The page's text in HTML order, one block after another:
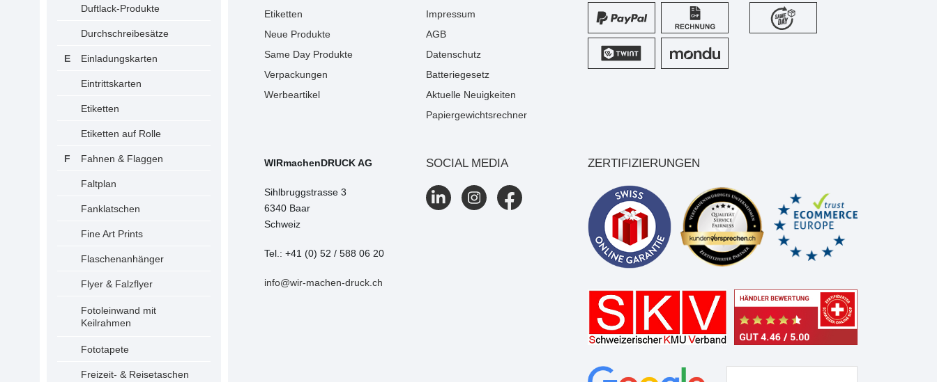
Duftlack-Produkte
Durchschreibesätze
Einladungskarten
Eintrittskarten
Etiketten
Etiketten auf Rolle
Fahnen & Flaggen
Faltplan
Fanklatschen
Fine Art Prints
Flaschenanhänger
Flyer & Falzflyer
Fotoleinwand mit
Keilrahmen
Fototapete
Freizeit- & Reisetaschen
Etiketten
Neue Produkte
Same Day Produkte
Verpackungen
Werbeartikel
Impressum
AGB
Datenschutz
Batteriegesetz
Aktuelle Neuigkeiten
Papiergewichtsrechner
WIRmachenDRUCK AG
Sihlbruggstrasse 3
6340 Baar
Schweiz
Tel.: +41 (0) 52 / 588 06 20
info@wir-machen-druck.ch
SOCIAL MEDIA ZERTIFIZIERUNGEN